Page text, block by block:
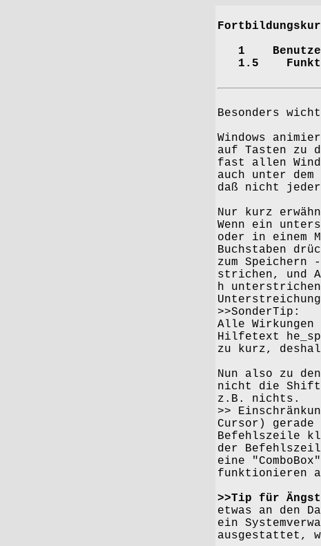
1
1.5
Besonders
Windows
auf Tasten zu
fast allen
auch unter
daß nicht jeder
Nur kurz
Wenn ein
oder in einem
Buchstaben
zum
strichen, und
h
>>SonderTip:
Alle
Hilfetext
zu kurz,
Nun also zu
nicht die
z.B. nichts.
>>
Cursor)
Befehlszeile
der
eine
funktionieren
>>Tip für
etwas an den
ein
ausgestattet,